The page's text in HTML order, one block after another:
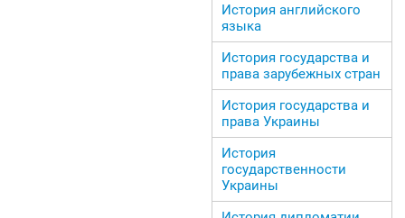
История английского
языка
История государства и
права зарубежных стран
История государства и
права Украины
История
государственности
Украины